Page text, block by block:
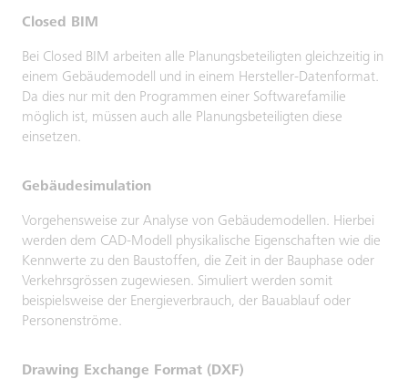
Closed BIM
Bei Closed BIM arbeiten alle Planungsbeteiligten gleichzeitig in
einem Gebäudemodell und in einem Hersteller-Datenformat.
Da dies nur mit den Programmen einer Softwarefamilie
möglich ist, müssen auch alle Planungsbeteiligten diese
einsetzen.
Gebäudesimulation
Vorgehensweise zur Analyse von Gebäudemodellen. Hierbei
werden dem CAD-Modell physikalische Eigenschaften wie die
Kennwerte zu den Baustoffen, die Zeit in der Bauphase oder
Verkehrsgrössen zugewiesen. Simuliert werden somit
beispielsweise der Energieverbrauch, der Bauablauf oder
Personenströme.
Drawing Exchange Format (DXF)